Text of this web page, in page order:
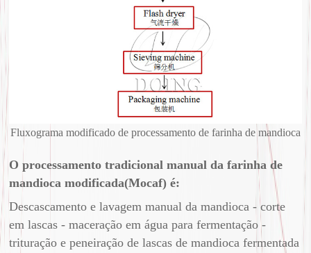
Fluxograma modificado de processamento de farinha de mandioca
O processamento tradicional manual da farinha de
mandioca modificada(Mocaf) é:
Descascamento e lavagem manual da mandioca - corte
em lascas - maceração em água para fermentação -
trituração e peneiração de lascas de mandioca fermentada